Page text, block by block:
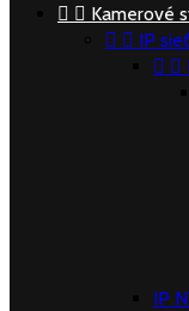
  Kamerové
  IP
 
IP